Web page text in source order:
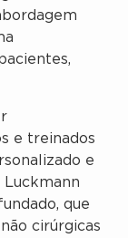
e treinados
e
Luckmann
que
cirúrgicas